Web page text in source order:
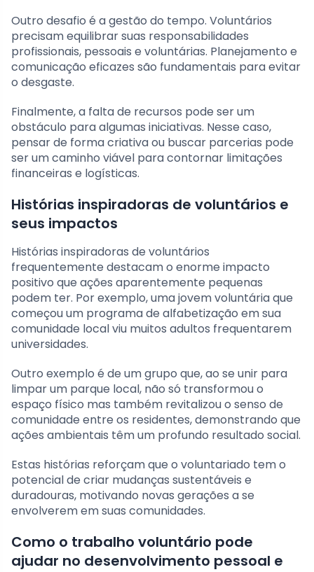
Outro desafio é a gestão do tempo. Voluntários
precisam equilibrar suas responsabilidades
profissionais, pessoais e voluntárias. Planejamento e
comunicação eficazes são fundamentais para evitar
o desgaste.
Finalmente, a falta de recursos pode ser um
obstáculo para algumas iniciativas. Nesse caso,
pensar de forma criativa ou buscar parcerias pode
ser um caminho viável para contornar limitações
financeiras e logísticas.
Histórias inspiradoras de voluntários e
seus impactos
Histórias inspiradoras de voluntários
frequentemente destacam o enorme impacto
positivo que ações aparentemente pequenas
podem ter. Por exemplo, uma jovem voluntária que
começou um programa de alfabetização em sua
comunidade local viu muitos adultos frequentarem
universidades.
Outro exemplo é de um grupo que, ao se unir para
limpar um parque local, não só transformou o
espaço físico mas também revitalizou o senso de
comunidade entre os residentes, demonstrando que
ações ambientais têm um profundo resultado social.
Estas histórias reforçam que o voluntariado tem o
potencial de criar mudanças sustentáveis e
duradouras, motivando novas gerações a se
envolverem em suas comunidades.
Como o trabalho voluntário pode
ajudar no desenvolvimento pessoal e